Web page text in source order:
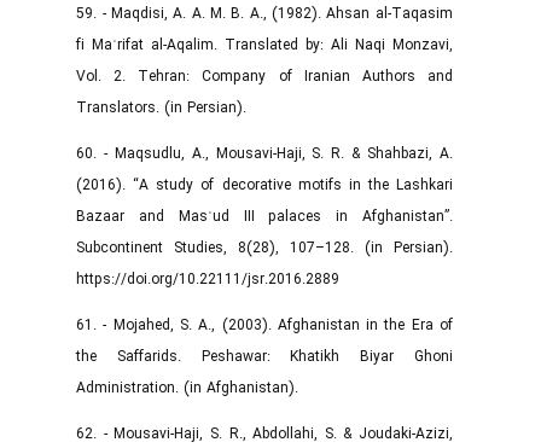
59. - Maqdisi, A. A. M. B. A., (1982). Ahsan al-Taqasim
fi Maʿrifat al-Aqalim. Translated by: Ali Naqi Monzavi,
Vol. 2. Tehran: Company of Iranian Authors and
Translators. (in Persian).
60. - Maqsudlu, A., Mousavi-Haji, S. R. & Shahbazi, A.
(2016). “A study of decorative motifs in the Lashkari
Bazaar and Masʿud III palaces in Afghanistan”.
Subcontinent Studies, 8(28), 107–128. (in Persian).
https://doi.org/10.22111/jsr.2016.2889
61. - Mojahed, S. A., (2003). Afghanistan in the Era of
the Saffarids. Peshawar: Khatikh Biyar Ghoni
Administration. (in Afghanistan).
62. - Mousavi-Haji, S. R., Abdollahi, S. & Joudaki-Azizi,